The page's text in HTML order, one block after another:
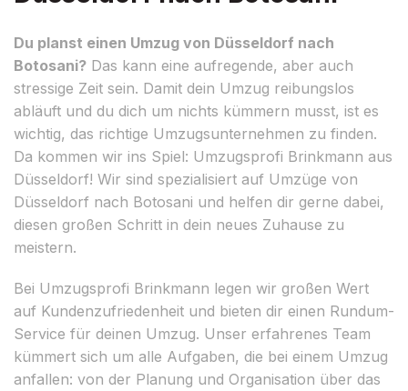
Du planst einen Umzug von Düsseldorf nach
Botosani? Das kann eine aufregende, aber auch
stressige Zeit sein. Damit dein Umzug reibungslos
abläuft und du dich um nichts kümmern musst, ist es
wichtig, das richtige Umzugsunternehmen zu finden.
Da kommen wir ins Spiel: Umzugsprofi Brinkmann aus
Düsseldorf! Wir sind spezialisiert auf Umzüge von
Düsseldorf nach Botosani und helfen dir gerne dabei,
diesen großen Schritt in dein neues Zuhause zu
meistern.
Bei Umzugsprofi Brinkmann legen wir großen Wert
auf Kundenzufriedenheit und bieten dir einen Rundum-
Service für deinen Umzug. Unser erfahrenes Team
kümmert sich um alle Aufgaben, die bei einem Umzug
anfallen: von der Planung und Organisation über das